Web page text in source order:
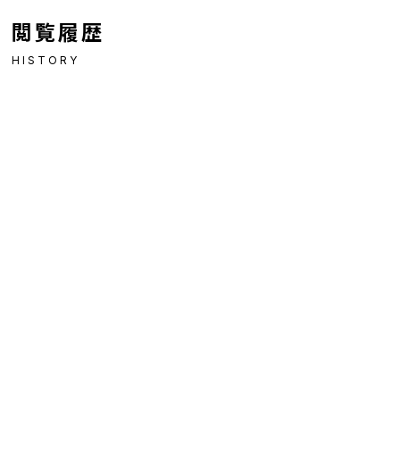
閲覧履歴
HISTORY